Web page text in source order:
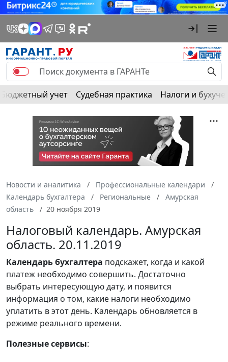
Бюджетный учет Судебная практика Налоги и
Новости и аналитика
Профессиональные календари
Календарь бухгалтера
Региональные
Амурская
область
20 ноября 2019
Налоговый календарь. Амурская
область. 20.11.2019
Календарьбухгалтера подскажет, когда и какой
платеж необходимо совершить. Достаточно
выбрать интересующую дату, и появится
информация о том, какие налоги необходимо
уплатить в этот день. Календарь обновляется в
режиме реального времени.
Полезные сервисы: